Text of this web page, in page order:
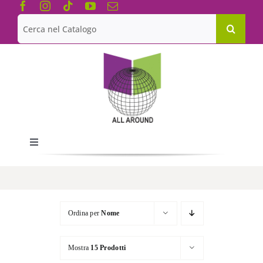
Salta
contenuto
Cerca
per:
Toggle
Navigation
Le CollaneOrdina perNome
Mostra 15 Prodotti